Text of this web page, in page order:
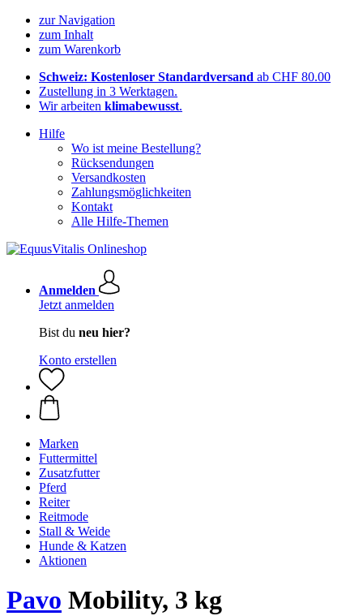
zur Navigation
zum Inhalt
zum Warenkorb
Schweiz: Kostenloser Standardversand ab CHF 80.00
Zustellung in 3 Werktagen.
Wir arbeiten klimabewusst.
Hilfe
Wo ist meine Bestellung?
Rücksendungen
Versandkosten
Zahlungsmöglichkeiten
Kontakt
Alle Hilfe-Themen
Anmelden
Jetzt anmelden
Bist du neu hier?
Konto erstellen
Marken
Futtermittel
Zusatzfutter
Pferd
Reiter
Reitmode
Stall & Weide
Hunde & Katzen
Aktionen
Pavo Mobility, 3 kg